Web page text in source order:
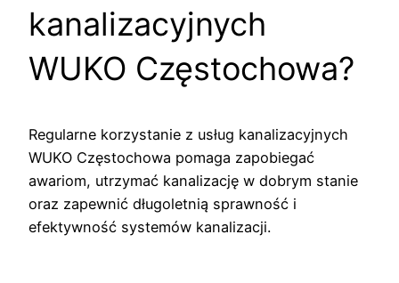
kanalizacyjnych
WUKO Częstochowa?
Regularne korzystanie z usług kanalizacyjnych
WUKO Częstochowa pomaga zapobiegać
awariom, utrzymać kanalizację w dobrym stanie
oraz zapewnić długoletnią sprawność i
efektywność systemów kanalizacji.